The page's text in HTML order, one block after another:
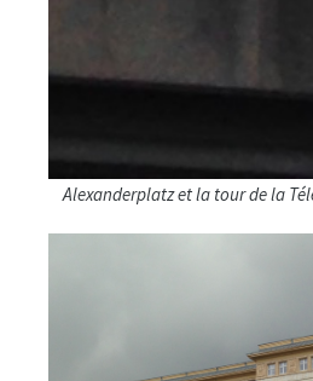
Alexanderplatz et la tour de la